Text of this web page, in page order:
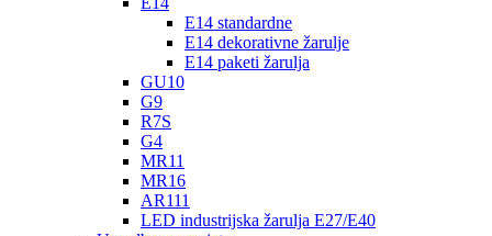
E14 standardne
E14 dekorativne žarulje
E14 paketi žarulja
GU10
G9
R7S
G4
MR11
MR16
AR111
LED industrijska žarulja E27/E40